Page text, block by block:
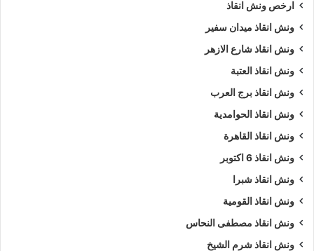
ارخص ونش انقاذ
ونش انقاذ ميدان سفير
ونش انقاذ شارع الازهر
ونش انقاذ العتبة
ونش انقاذ برج العرب
ونش انقاذ الحوامدية
ونش انقاذ القاهرة
ونش انقاذ 6 اكتوبر
ونش انقاذ شبرا
ونش انقاذ القومية
ونش انقاذ مصطفى النحاس
ونش انقاذ شرم الشيخ